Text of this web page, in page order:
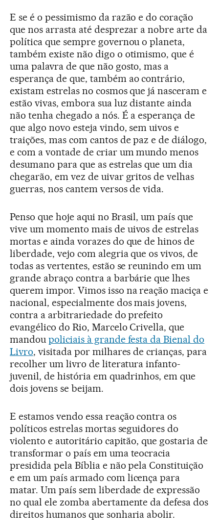
E se é o pessimismo da razão e do coração
que nos arrasta até desprezar a nobre arte da
política que sempre governou o planeta,
também existe não digo o otimismo, que é
uma palavra de que não gosto, mas a
esperança de que, também ao contrário,
existam estrelas no cosmos que já nasceram e
estão vivas, embora sua luz distante ainda
não tenha chegado a nós. É a esperança de
que algo novo esteja vindo, sem uivos e
traições, mas com cantos de paz e de diálogo,
e com a vontade de criar um mundo menos
desumano para que as estrelas que um dia
chegarão, em vez de uivar gritos de velhas
guerras, nos cantem versos de vida.
Penso que hoje aqui no Brasil, um país que
vive um momento mais de uivos de estrelas
mortas e ainda vorazes do que de hinos de
liberdade, vejo com alegria que os vivos, de
todas as vertentes, estão se reunindo em um
grande abraço contra a barbárie que lhes
querem impor. Vimos isso na reação maciça e
nacional, especialmente dos mais jovens,
contra a arbitrariedade do prefeito
evangélico do Rio, Marcelo Crivella, que
mandou policiais à grande festa da Bienal do
Livro, visitada por milhares de crianças, para
recolher um livro de literatura infanto-
juvenil, de história em quadrinhos, em que
dois jovens se beijam.
E estamos vendo essa reação contra os
políticos estrelas mortas seguidores do
violento e autoritário capitão, que gostaria de
transformar o país em uma teocracia
presidida pela Bíblia e não pela Constituição
e em um país armado com licença para
matar. Um país sem liberdade de expressão
no qual ele zomba abertamente da defesa dos
direitos humanos que sonharia abolir.